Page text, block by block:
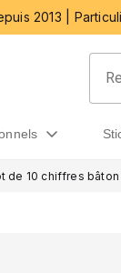
2013 |
de 10 chiffres